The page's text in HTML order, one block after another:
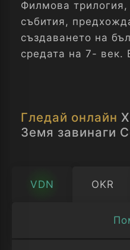
Филмова
събития,
създаването на
средата на 7- век.
му повеждат
нова родина.
двадесетгодишно
народ, достига до
Гледай онлайн
Земя завинаги
VDN OKR